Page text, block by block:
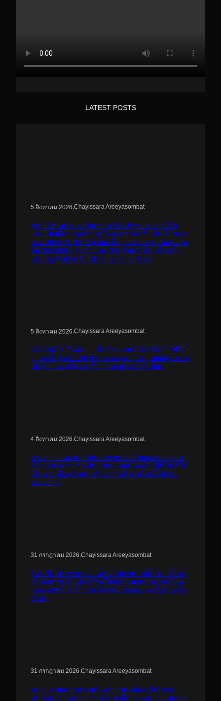
LATEST POSTS
5 สิงหาคม 2026.Chayissara Areeyasombat
ซูซูกิ เดินหน้ากระตุ้นตลาด B-SUV ช่วงกลางปีจัด
แคมเปญพิเศษ ลูกค้าซูซูกิและครอบครัวเป็นเจ้าของ
SUZUKI FRONX ได้ง่ายยิ่งขึ้น รุ่น GL ราคาพิเศษเริ่ม
ต้น 599,000 บาท จำนวน 200 คันเท่านั้น พร้อมข้อ
เสนอสุดคุ้มสำหรับ GLX และ GLX PLUS
5 สิงหาคม 2026.Chayissara Areeyasombat
GAC AION Thailand เปิดจำหน่าย GAC GN8 PHEV
ราคาเริ่มต้น 2.199 ล้านบาท พร้อมแคมเปญพิเศษช่วง
เปิดตัว และบริการหลังการขายระดับพรีเมียม
4 สิงหาคม 2026 Chayissara Areeyasombat
บางจากฯ และสมาชิกบางจากกรีนไมลส์ร่วมบริจาค
ให้องค์กรสาธารณประโยชน์ ต่อเนื่องเป็นปีที่ 20 ที่ได้
เดินทางเคียงข้างกันสร้างสรรค์สังคมไทยให้น่าอยู่
บางจากฯ
31 กรกฎาคม 2026 Chayissara Areeyasombat
TECNO ประกาศทรานส์ฟอร์มจากเกมมิ่งโฟน สู่ไลฟ์
สไตล์แฟชั่นไอเท็ม เสิร์ฟใหญ่ปักหมุดแลนมาร์คใหม่
กลางสถานี MRT วาง POVA 8 Series จุดเริ่มต้นครั้ง
สำคัญ
31 กรกฎาคม 2026.Chayissara Areeyasombat
คปภ. ต่อยอด “ชุมชนต้นแบบถนนปลอดภัย” จาก
ปราจีนบุรี..สู่นครสวรรค์ เลขาธิการ คปภ. มอบหมาย